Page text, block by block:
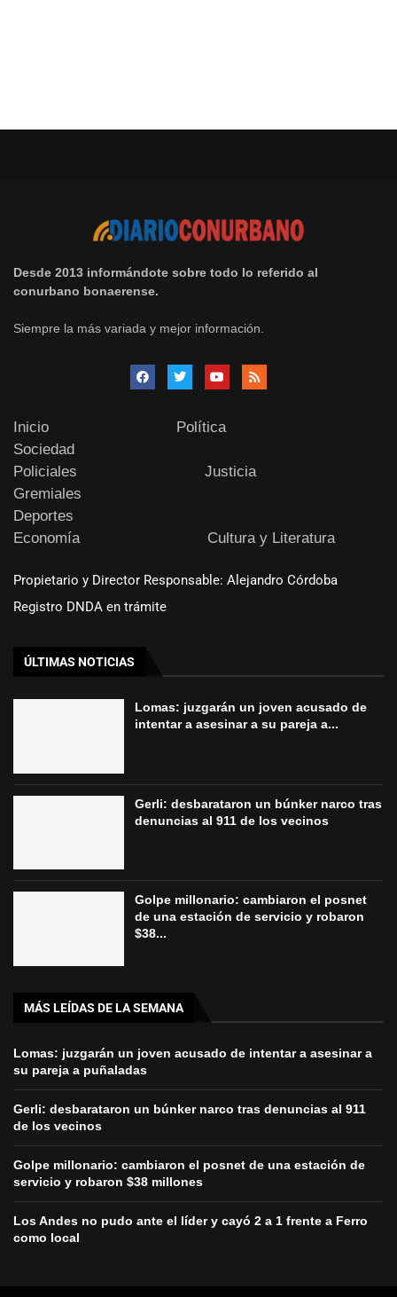
Desde 2013 informándote sobre todo lo referido al
conurbano bonaerense.
Siempre la más variada y mejor información.
Inicio
Política
Sociedad
Policiales
Justicia
Gremiales
Deportes
Economía
Cultura y Literatura
Propietario y Director Responsable: Alejandro Córdoba
Registro DNDA en trámite
ÚLTIMAS NOTICIAS
Lomas: juzgarán un joven acusado de
intentar a asesinar a su pareja a...
Gerli: desbarataron un búnker narco tras
denuncias al 911 de los vecinos
Golpe millonario: cambiaron el posnet
de una estación de servicio y robaron
$38...
MÁS LEÍDAS DE LA SEMANA
Lomas: juzgarán un joven acusado de intentar a asesinar a
su pareja a puñaladas
Gerli: desbarataron un búnker narco tras denuncias al 911
de los vecinos
Golpe millonario: cambiaron el posnet de una estación de
servicio y robaron $38 millones
Los Andes no pudo ante el líder y cayó 2 a 1 frente a Ferro
como local